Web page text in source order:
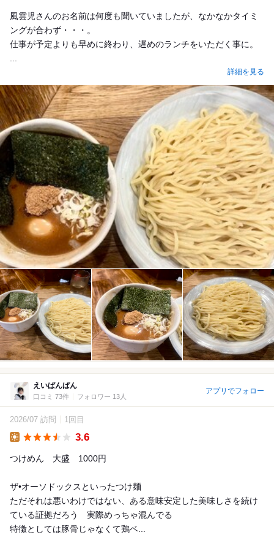
風雲児さんのお名前は何度も聞いていましたが、なかなかタイミ
ングが合わず・・・。
仕事が予定よりも早めに終わり、遅めのランチをいただく事に。
...
詳細を見る
えいぱんぱん
口コミ 73件 フォロワー 13人
アプリでフォロー
2026/07 訪問 1回目
3.6
つけめん 大盛 1000円
ザ•オーソドックスといったつけ麺
ただそれは悪いわけではない、ある意味安定した美味しさを続け
ている証拠だろう 実際めっちゃ混んでる
特徴としては豚骨じゃなくて鶏ベ...